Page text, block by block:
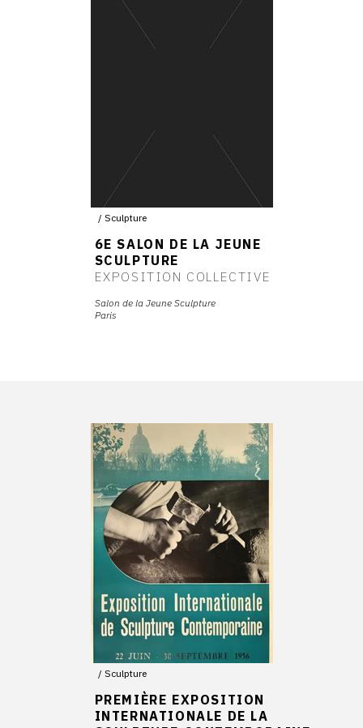
Sculpture
6E SALON DE LA JEUNE
SCULPTURE
EXPOSITION COLLECTIVE
Salon de la Jeune Sculpture
Paris
Sculpture
PREMIÈRE EXPOSITION
INTERNATIONALE DE LA